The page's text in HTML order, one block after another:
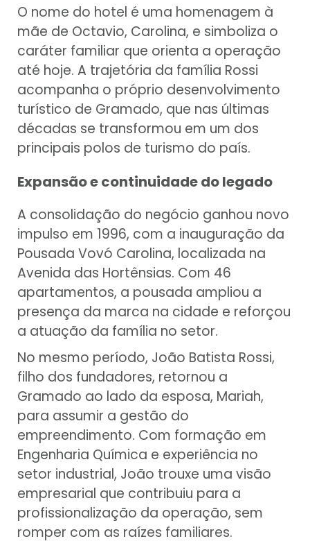
O nome do hotel é uma homenagem à
mãe de Octavio, Carolina, e simboliza o
caráter familiar que orienta a operação
até hoje. A trajetória da família Rossi
acompanha o próprio desenvolvimento
turístico de Gramado, que nas últimas
décadas se transformou em um dos
principais polos de turismo do país.
Expansão e continuidade do legado
A consolidação do negócio ganhou novo
impulso em 1996, com a inauguração da
Pousada Vovó Carolina, localizada na
Avenida das Hortênsias. Com 46
apartamentos, a pousada ampliou a
presença da marca na cidade e reforçou
a atuação da família no setor.
No mesmo período, João Batista Rossi,
filho dos fundadores, retornou a
Gramado ao lado da esposa, Mariah,
para assumir a gestão do
empreendimento. Com formação em
Engenharia Química e experiência no
setor industrial, João trouxe uma visão
empresarial que contribuiu para a
profissionalização da operação, sem
romper com as raízes familiares.